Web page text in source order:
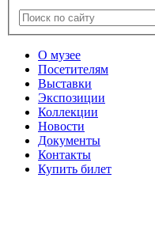
О музее
Посетителям
Выставки
Экспозиции
Коллекции
Новости
Документы
Контакты
Купить билет